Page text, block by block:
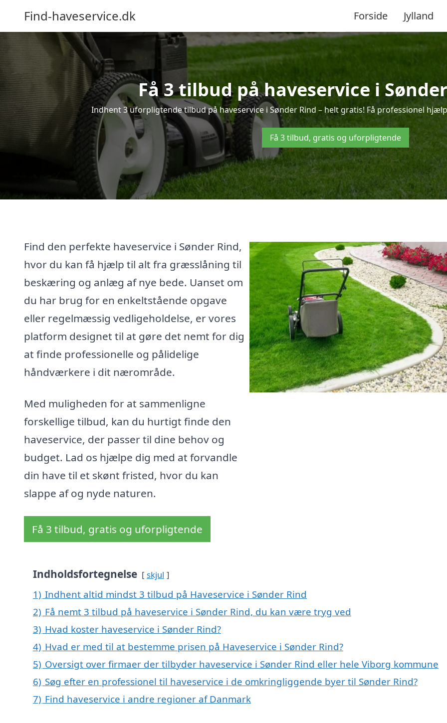
Find-haveservice.dk Forside Jylland
Få 3 tilbud på haveservice i
Indhent 3 uforpligtende tilbud på haveservice i Sønder Rind – helt gratis! Få professionel
Få 3 tilbud, gratis og uforpligtende
Find den perfekte haveservice i Sønder Rind,
hvor du kan få hjælp til alt fra græsslåning til
beskæring og anlæg af nye bede. Uanset om
du har brug for en enkeltstående opgave
eller regelmæssig vedligeholdelse, er vores
platform designet til at gøre det nemt for dig
at finde professionelle og pålidelige
håndværkere i dit nærområde.
Med muligheden for at sammenligne
forskellige tilbud, kan du hurtigt finde den
haveservice, der passer til dine behov og
budget. Lad os hjælpe dig med at forvandle
din have til et skønt fristed, hvor du kan
slappe af og nyde naturen.
Få 3 tilbud, gratis og uforpligtende
Indholdsfortegnelse skjul
1) Indhent altid mindst 3 tilbud på Haveservice i Sønder Rind
2) Få nemt 3 tilbud på haveservice i Sønder Rind, du kan være tryg ved
3) Hvad koster haveservice i Sønder Rind?
4) Hvad er med til at bestemme prisen på Haveservice i Sønder Rind?
5) Oversigt over firmaer der tilbyder haveservice i Sønder Rind eller hele Viborg kommune
6) Søg efter en professionel til haveservice i de omkringliggende byer til Sønder Rind?
7) Find haveservice i andre regioner af Danmark